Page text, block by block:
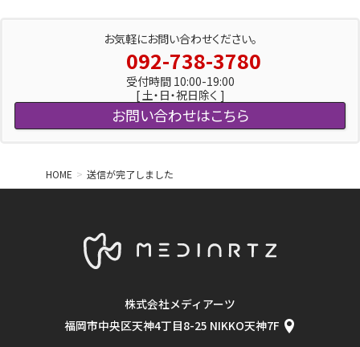
お気軽にお問い合わせください。
092-738-3780
受付時間 10:00-19:00
[ 土・日・祝日除く ]
お問い合わせはこちら
HOME 送信が完了しました
株式会社メディアーツ
福岡市中央区天神4丁目8-25 NIKKO天神7F